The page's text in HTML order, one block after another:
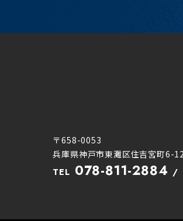
〒658-0053
兵庫県神戸市東灘区住吉宮町6-
TEL 078-811-2884